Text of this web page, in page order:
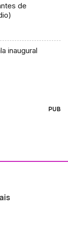
de
inaugural
PUB
ao